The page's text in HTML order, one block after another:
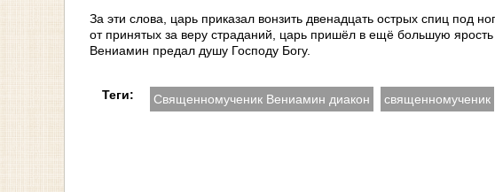
За эти слова, царь приказал вонзить двенадцать острых спиц под
от принятых за веру страданий, царь пришёл в ещё большую
Вениамин предал душу Господу Богу.
Теги: Священномученик Вениамин диакон священномученик